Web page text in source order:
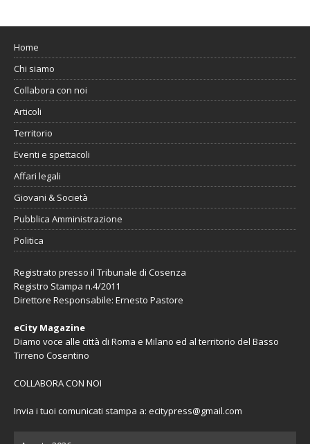
Home
Chi siamo
Collabora con noi
Articoli
Territorio
Eventi e spettacoli
Affari legali
Giovani & Società
Pubblica Amministrazione
Politica
Registrato presso il Tribunale di Cosenza
Registro Stampa n.4/2011
Direttore Responsabile: Ernesto Pastore
eCity Magazine
Diamo voce alle città di Roma e Milano ed al territorio del Basso
Tirreno Cosentino
COLLABORA CON NOI
Invia i tuoi comunicati stampa a: ecitypress@gmail.com